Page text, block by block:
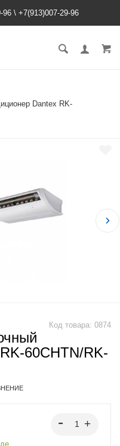
96 \ +7(913)007-29-96
Dantex RK-
Код товара: 0874
60CHTN/RK-